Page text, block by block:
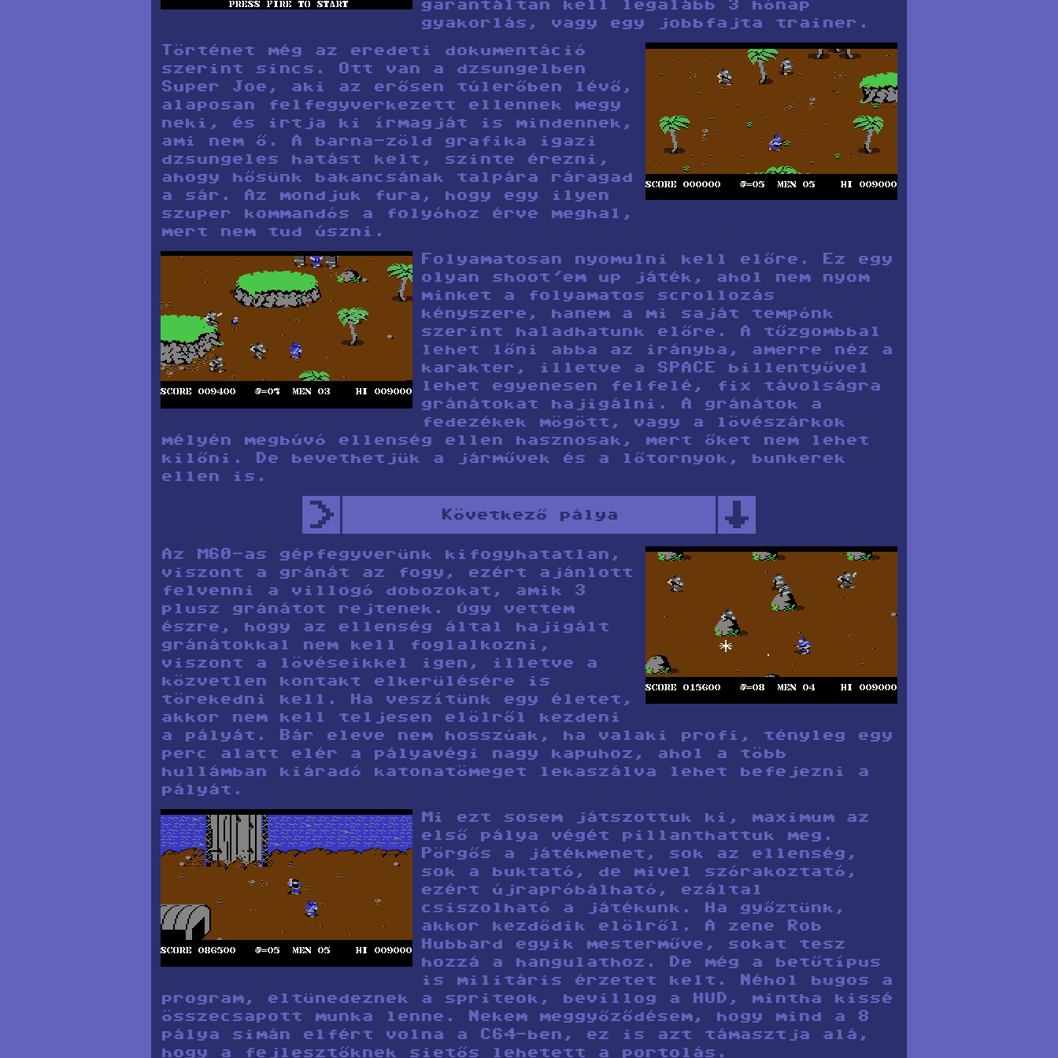
garantáltan kell legalább 3 hónap
gyakorlás, vagy egy jobbfajta trainer.
Történet még az eredeti dokumentáció
szerint sincs. Ott van a dzsungelben
Super Joe, aki az erősen túlerőben lévő,
alaposan felfegyverkezett ellennek megy
neki, és irtja ki írmagját is mindennek,
ami nem ő. A barna-zöld grafika igazi
dzsungeles hatást kelt, szinte érezni,
ahogy hősünk bakancsának talpára ráragad
a sár. Az mondjuk fura, hogy egy ilyen
szuper kommandós a folyóhoz érve meghal,
mert nem tud úszni.
Folyamatosan nyomulni kell előre. Ez egy
olyan shoot'em up játék, ahol nem nyom
minket a folyamatos scrollozás
kényszere, hanem a mi saját tempónk
szerint haladhatunk előre. A tűzgombbal
lehet lőni abba az irányba, amerre néz a
karakter, illetve a SPACE billentyűvel
lehet egyenesen felfelé, fix távolságra
gránátokat hajigálni. A gránátok a
fedezékek mögött, vagy a lövészárkok
mélyén megbúvó ellenség ellen hasznosak, mert őket nem lehet
kilőni. De bevethetjük a járművek és a lőtornyok, bunkerek
ellen is.
> ↑
Következő pálya
Az M60-as gépfegyverünk kifogyhatatlan,
viszont a gránát az fogy, ezért ajánlott
felvenni a villogó dobozokat, amik 3
plusz gránátot rejtenek. Úgy vettem
észre, hogy az ellenség által hajigált
gránátokkal nem kell foglalkozni,
viszont a lövéseikkel igen, illetve a
közvetlen kontakt elkerülésére is
törekedni kell. Ha veszítünk egy életet,
akkor nem kell teljesen elölről kezdeni
a pályát. Bár eleve nem hosszúak, ha valaki profi, tényleg egy
perc alatt elér a pályavégi nagy kapuhoz, ahol a több
hullámban kiáradó katonatömeget lekaszálva lehet befejezni a
pályát.
Mi ezt sosem játszottuk ki, maximum az
első pálya végét pillanthattuk meg.
Pörgős a játékmenet, sok az ellenség,
sok a buktató, de mivel szórakoztató,
ezért újrapróbálható, ezáltal
csiszolható a játékunk. Ha győztünk,
akkor kezdődik elölről. A zene Rob
Hubbard egyik mesterműve, sokat tesz
hozzá a hangulathoz. De még a betűtípus
is militáris érzetet kelt. Néhol bugos a
program, eltünedeznek a spriteok, bevillog a HUD, mintha kissé
összecsapott munka lenne. Nekem meggyőződésem, hogy mind a 8
pálya simán elfért volna a C64-ben, ez is azt támasztja alá,
hogy a fejlesztőknek sietős lehetett a portolás.